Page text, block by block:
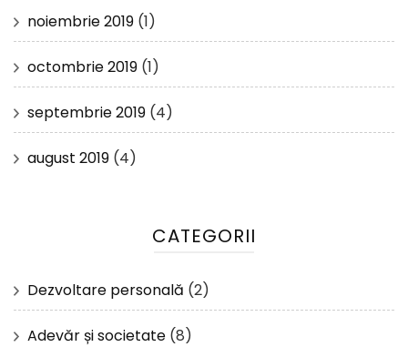
noiembrie 2019 (1)
octombrie 2019 (1)
septembrie 2019 (4)
august 2019 (4)
CATEGORII
Dezvoltare personală (2)
Adevăr și societate (8)